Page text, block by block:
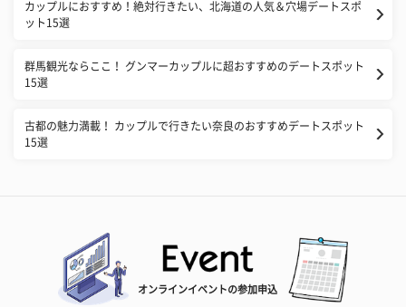
カップルにおすすめ！絶対行きたい、北海道の人気＆穴場デートスポ
ット15選
群馬観光ならここ！ グンマーカップルに超おすすめのデートスポット
15選
古都の魅力満載！ カップルで行きたい奈良のおすすめデートスポット
15選
オンラインイベントの参加申込